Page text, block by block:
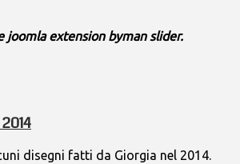
joomla extension byman slider.
disegni fatti da Giorgia nel 2014.